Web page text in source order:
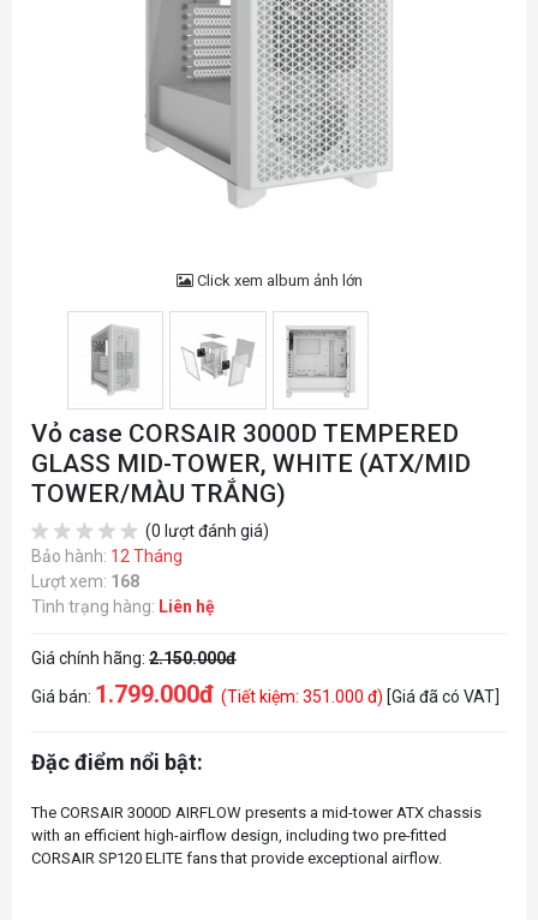
Click xem album ảnh lớn
Vỏ case CORSAIR 3000D TEMPERED
GLASS MID-TOWER, WHITE (ATX/MID
TOWER/MÀU TRẮNG)
(0 lượt đánh giá)
Bảo hành: 12 Tháng
Lượt xem: 168
Tình trạng hàng: Liên hệ
Giá chính hãng: 2.150.000đ
Giá bán: 1.799.000đ (Tiết kiệm: 351.000 đ) [Giá đã có VAT]
Đặc điểm nổi bật:
The CORSAIR 3000D AIRFLOW presents a mid-tower ATX chassis
with an efficient high-airflow design, including two pre-fitted
CORSAIR SP120 ELITE fans that provide exceptional airflow.